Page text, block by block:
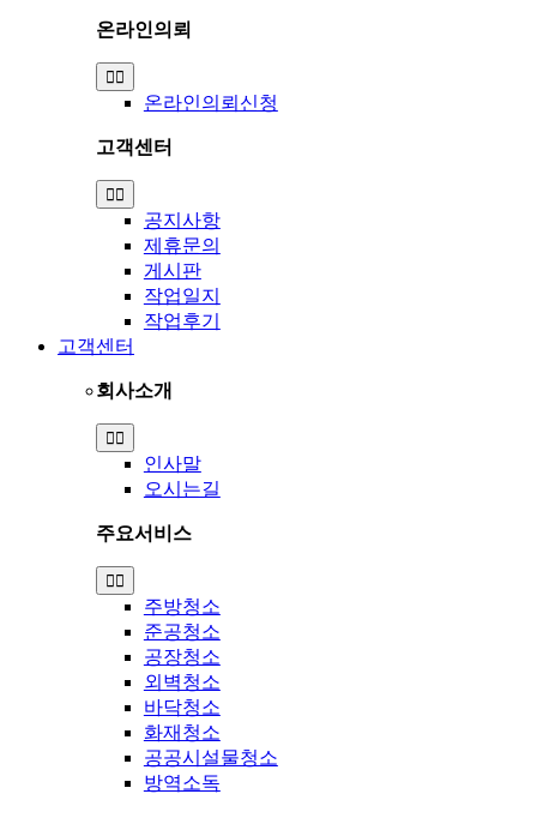
온라인의뢰
Toggle
Navigation
온라인의뢰신청
고객센터
Toggle
Navigation
공지사항
제휴문의
게시판
작업일지
작업후기
고객센터
회사소개
Toggle
Navigation
인사말
오시는길
주요서비스
Toggle
Navigation
주방청소
준공청소
공장청소
외벽청소
바닥청소
화재청소
공공시설물청소
방역소독